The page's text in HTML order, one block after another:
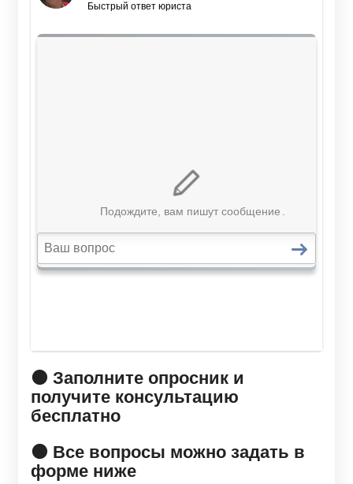
🟠 Заполните опросник и
получите консультацию
бесплатно
🟠 Все вопросы можно задать в
форме ниже